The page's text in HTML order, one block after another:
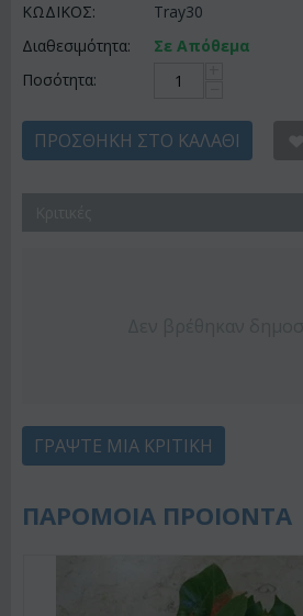
ΚΩΔΙΚΟΣ:
Tray30
Διαθεσιμότητα:
Σε Απόθεμα
Ποσότητα:
ΠΡΟΣΘΉΚΗ ΣΤΟ ΚΑΛΆΘΙ
ΓΡΆΨΤΕ ΜΙΑ ΚΡΙΤΙΚΉ
ΠΑΡΟΜΟΙΑ ΠΡΟΙΟΝΤΑ